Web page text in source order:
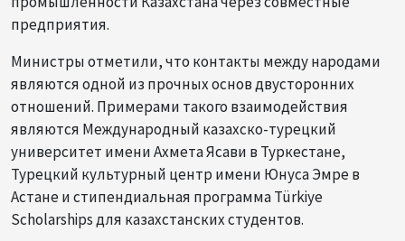
предприятия.
Министры отметили, что контакты между народами
являются одной из прочных основ двусторонних
отношений. Примерами такого взаимодействия
являются Международный казахско-турецкий
университет имени Ахмета Ясави в Туркестане,
Турецкий культурный центр имени Юнуса Эмре в
Астане и стипендиальная программа Türkiye
Scholarships для казахстанских студентов.